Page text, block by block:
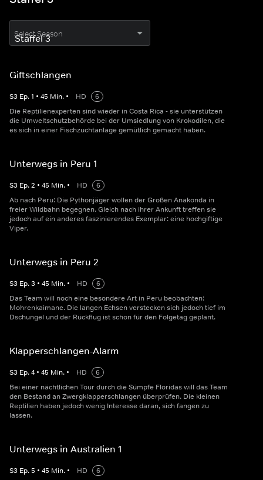
Select Season
Giftschlangen
S3 Ep.1 • 45 Min. • HD
6
Die Reptilienexperten sind wieder in Costa Rica - sie unterstützen
die Umweltschutzbehörde bei der Umsiedlung von Krokodilen, die
es sich in einer Fischzuchtanlage gemütlich gemacht haben.
Unterwegs in Peru 1
S3 Ep.2 • 45 Min. • HD
6
Ab nach Peru: Die Pythonjäger wollen der Großen Anakonda in
freier Wildbahn begegnen. Gleich nach ihrer Ankunft treffen sie
jedoch auf ein anderes faszinierendes Exemplar: eine hochgiftige
Viper.
Unterwegs in Peru 2
S3 Ep.3 • 45 Min. • HD
6
Das Team will noch eine besondere Art in Peru beobachten:
Mohrenkaimane. Die langen Echsen verstecken sich jedoch tief im
Dschungel und der Rückflug ist schon für den Folgetag geplant.
Klapperschlangen-Alarm
S3 Ep.4 • 45 Min. • HD
6
Bei einer nächtlichen Tour durch die Sümpfe Floridas will das Team
den Bestand an Zwergklapperschlangen überprüfen. Die kleinen
Reptilien haben jedoch wenig Interesse daran, sich fangen zu
lassen.
Unterwegs in Australien 1
S3 Ep.5 • 45 Min. • HD
6